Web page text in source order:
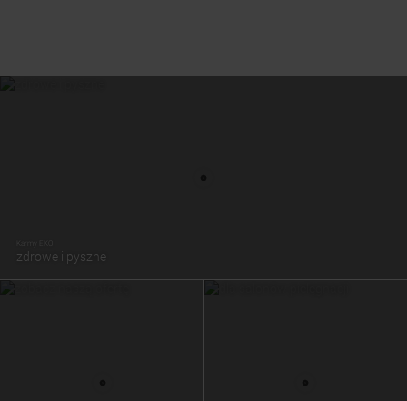
zdrowe i pyszne